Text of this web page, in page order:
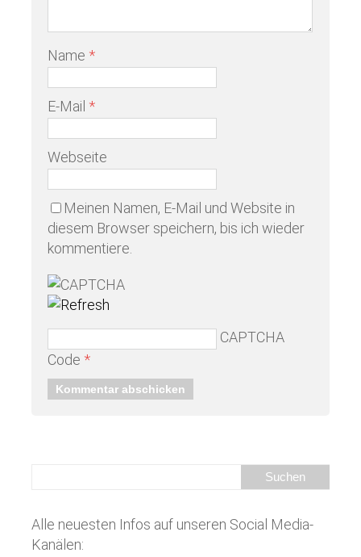
Name *
E-Mail *
Webseite
Meinen Namen, E-Mail und Website in
diesem Browser speichern, bis ich wieder
kommentiere.
CAPTCHA
Code *
Alle neuesten Infos auf unseren Social Media-
Kanälen: